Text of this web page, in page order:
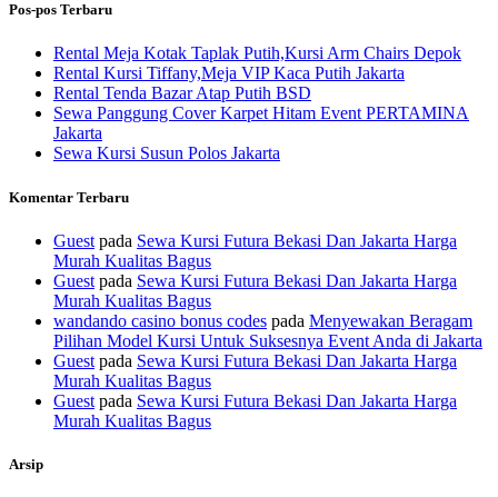
Pos-pos Terbaru
Rental Meja Kotak Taplak Putih,Kursi Arm Chairs Depok
Rental Kursi Tiffany,Meja VIP Kaca Putih Jakarta
Rental Tenda Bazar Atap Putih BSD
Sewa Panggung Cover Karpet Hitam Event PERTAMINA
Jakarta
Sewa Kursi Susun Polos Jakarta
Komentar Terbaru
Guest pada Sewa Kursi Futura Bekasi Dan Jakarta Harga
Murah Kualitas Bagus
Guest pada Sewa Kursi Futura Bekasi Dan Jakarta Harga
Murah Kualitas Bagus
wandando casino bonus codes pada Menyewakan Beragam
Pilihan Model Kursi Untuk Suksesnya Event Anda di Jakarta
Guest pada Sewa Kursi Futura Bekasi Dan Jakarta Harga
Murah Kualitas Bagus
Guest pada Sewa Kursi Futura Bekasi Dan Jakarta Harga
Murah Kualitas Bagus
Arsip